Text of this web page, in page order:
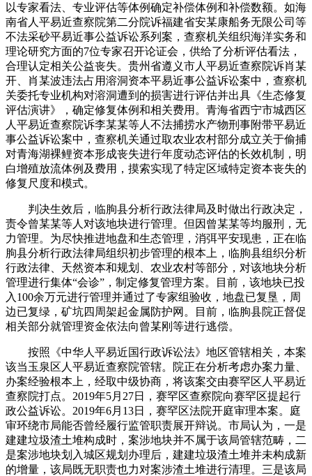
以专家看法、专业评估等体例确定补偿体例和补偿数额。如海
南省人平易近查察院第二分院诉福建省安某康船务无限公司等
不法采砂平易近事公益诉讼系列案，查察机关组织海洋实务和
理论研究方面的7位专家召开论证会，供给了分析评估看法，
合理认定相关公益丧失。贵州省遵义市人平易近查察院诉肖某
开、肖某波违法占用溶洞资本平易近事公益诉讼案中，查察机
关委托专业机构对溶洞遭到的损害进行评估并出具《生态修复
评估演讲》，确定修复体例和相关费用。青海省西宁市城西区
人平易近查察院诉李某某等人不法捕捞水产物刑事附带平易近
事公益诉讼案中，查察机关通过取农业农村部分成立关于偷捕
对青海湖裸鲤资本形成丧失进行年度动态评估的长效机制，明
白增殖放流体例及费用，摸索实现了特定区域特定资本丧失的
修复尺度和模式。
判决生效后，临朐县分析行政法律局及时做出行政决定，
责令曾某某等人对该地块进行管理。但因曾某某等均服刑，无
力管理。为尽快推进地盘和生态管理，消弭平安现患，正在临
朐县分析行政法律局组织初步管理的根本上，临朐县组织分析
行政法律、天然资本和规划、农业农村等部分，对该地块分析
管理进行集体“会诊”，制定修复管理方案。目前，该地块已投
入100余万元进行管理并通过了专家组验收，地盘已复垦，周
边已复绿，矿坑四周架起金属防护网。目前，临朐县院正督促
相关部分就管理资金依法向曾某刚等进行逃偿。
按照《中华人平易近国行政诉讼法》地区管辖相关，本案
该当玉泉区人平易近查察院管辖。院正在分析考虑办案力量、
办案经验根本上，经取中级协商，将该案交由赛罕区人平易近
查察院打点。2019年5月27日，赛罕区查察院向赛罕区提起行
政公益诉讼。2019年6月13日，赛罕区法院开庭审理本案。庭
审环绕市局能否曾经履行监管职责展开辩说。市局认为，一是
建建垃圾渣土堆构成时，案涉地块并不属于该局管辖范畴，二
是案涉地块划入城区规划办理后，建建垃圾渣土堆并未构成新
的增量，该局既无职责也力对案涉渣土堆进行清理。三是该局